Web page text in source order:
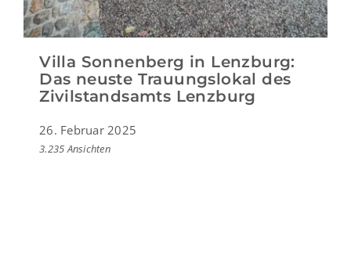
Villa Sonnenberg in Lenzburg:
Das neuste Trauungslokal des
Zivilstandsamts Lenzburg
26. Februar 2025
3.235 Ansichten